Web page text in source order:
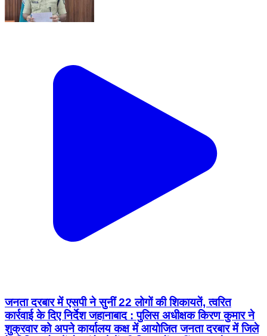
जनता दरबार में एसपी ने सुनीं 22 लोगों की शिकायतें, त्वरित
कार्रवाई के दिए निर्देश जहानाबाद : पुलिस अधीक्षक किरण कुमार ने
शुक्रवार को अपने कार्यालय कक्ष में आयोजित जनता दरबार में जिले